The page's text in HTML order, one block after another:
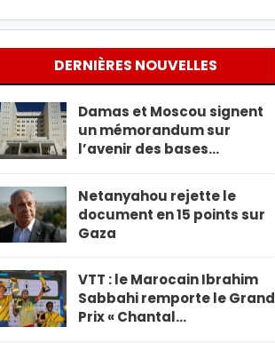
DERNIÈRES NOUVELLES
Damas et Moscou signent
un mémorandum sur
l’avenir des bases…
Netanyahou rejette le
document en 15 points sur
Gaza
VTT : le Marocain Ibrahim
Sabbahi remporte le Grand
Prix « Chantal…